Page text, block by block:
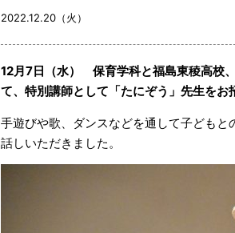
2022.12.20（火）
12月7日（水） 保育学科と福島東稜高校
て、特別講師として「たにぞう」先生をお
手遊びや歌、ダンスなどを通して子ども
話しいただきました。